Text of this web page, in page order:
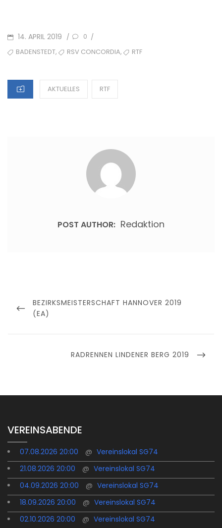
POSTED
ON
14. APRIL 2019 / 0 /
TAGSBADENSTEDT, RSV CONCORDIA, RTF
CATEGORIES
AKTUELLES RTF
POST AUTHOR: Redaktion
PREVIOUS
POST
BEZIRKSMEISTERSCHAFT HANNOVER 2019
(EA)
NEXT
RADRENNEN LINDENER BERG 2019
VEREINSABENDE
07.08.2026 20:00 @ Vereinslokal SG74
21.08.2026 20:00
@ Vereinslokal SG74
04.09.2026 20:00
@ Vereinslokal SG74
18.09.2026 20:00
@ Vereinslokal SG74
02.10.2026 20:00
@ Vereinslokal SG74